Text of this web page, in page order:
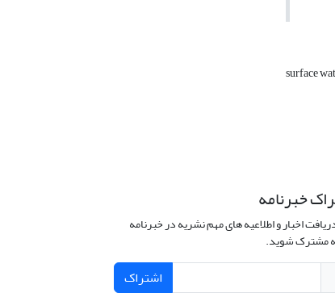
surface
خبرنامه
اخبار و اطلاعیه های مهم نشریه در خبرنامه
مشترک شوید.
اشتراک